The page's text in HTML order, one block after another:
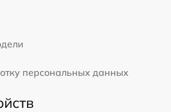
персональных данных